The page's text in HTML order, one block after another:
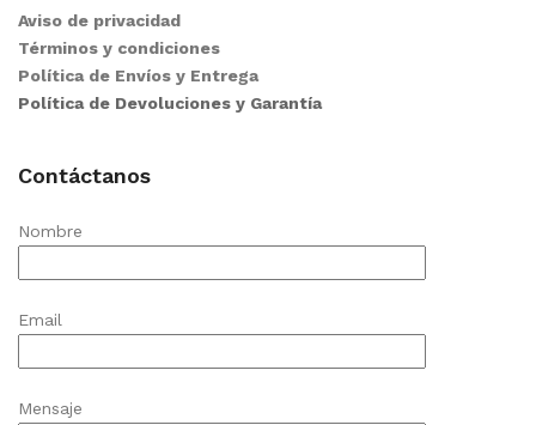
Aviso de privacidad
Términos y condiciones
Política de Envíos y Entrega
Política de Devoluciones y Garantía
Contáctanos
Nombre
Email
Mensaje